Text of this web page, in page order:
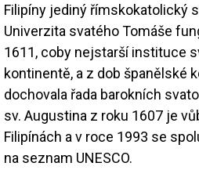
Filipíny jediný římskokatolický
Univerzita svatého Tomáše
1611, coby nejstarší instituce
kontinentě, a z dob španělské
dochovala řada barokních
sv. Augustina z roku 1607 je
Filipínách a v roce 1993 se
na seznam UNESCO.